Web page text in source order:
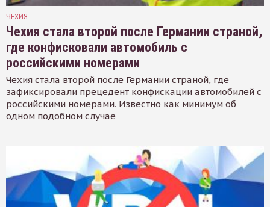
ЧЕХИЯ
Чехия стала второй после Германии страной,
где конфисковали автомобиль с
российскими номерами
Чехия стала второй после Германии страной, где
зафиксировали прецедент конфискации автомобилей с
российскими номерами. Известно как минимум об
одном подобном случае